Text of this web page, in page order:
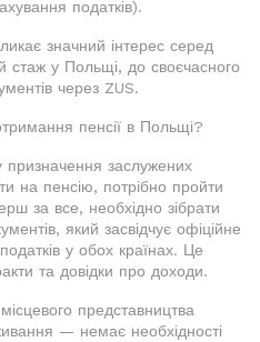
податків).
значний інтерес серед
стаж у Польщі, до своєчасного
через ZUS.
пенсії в Польщі?
призначення заслужених
на пенсію, потрібно пройти
за все, необхідно зібрати
який засвідчує офіційне
у обох країнах. Це
та довідки про доходи.
представництва
— немає необхідності